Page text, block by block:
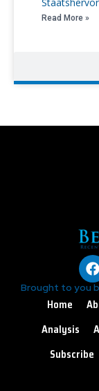
Read More »
Brought to you
Home
Analysis
Subscribe